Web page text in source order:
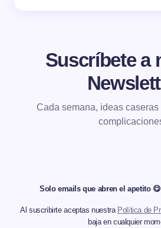
Suscríbete a
Cada semana, ideas
Solo emails que abren el apetito
Al suscribirte aceptas nuestra Política de
baja en cualquier